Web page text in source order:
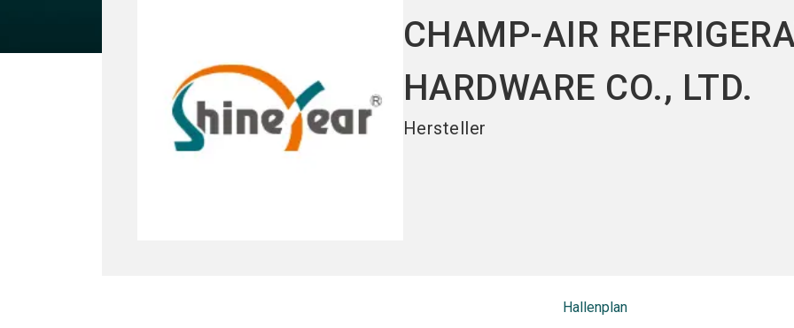
CHAMP-AIR
HARDWARE CO., LTD.
Hersteller
Hallenplan